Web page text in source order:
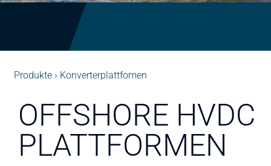
Produkte Konverterplattfomen
OFFSHORE HVDC
PLATTFORMEN